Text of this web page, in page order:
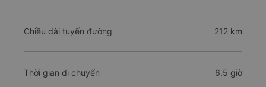
Chiều dài tuyến đường 212 km
Thời gian di chuyển 6.5 giờ